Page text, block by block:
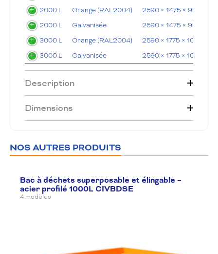
2000 L Orange (RAL2004)
2590 × 1475 × 950 mm
2000 L
Galvanisée
2590 × 1475 × 950 mm
3000 L
Orange (RAL2004)
2590 × 1775 × 1090 mm
3000 L
Galvanisée 2590 × 1775 × 1090 mm
Description
Dimensions
NOS AUTRES PRODUITS
Bac à déchets superposable et élingable –
acier profilé 1000L CIVBDSE
4 modèles